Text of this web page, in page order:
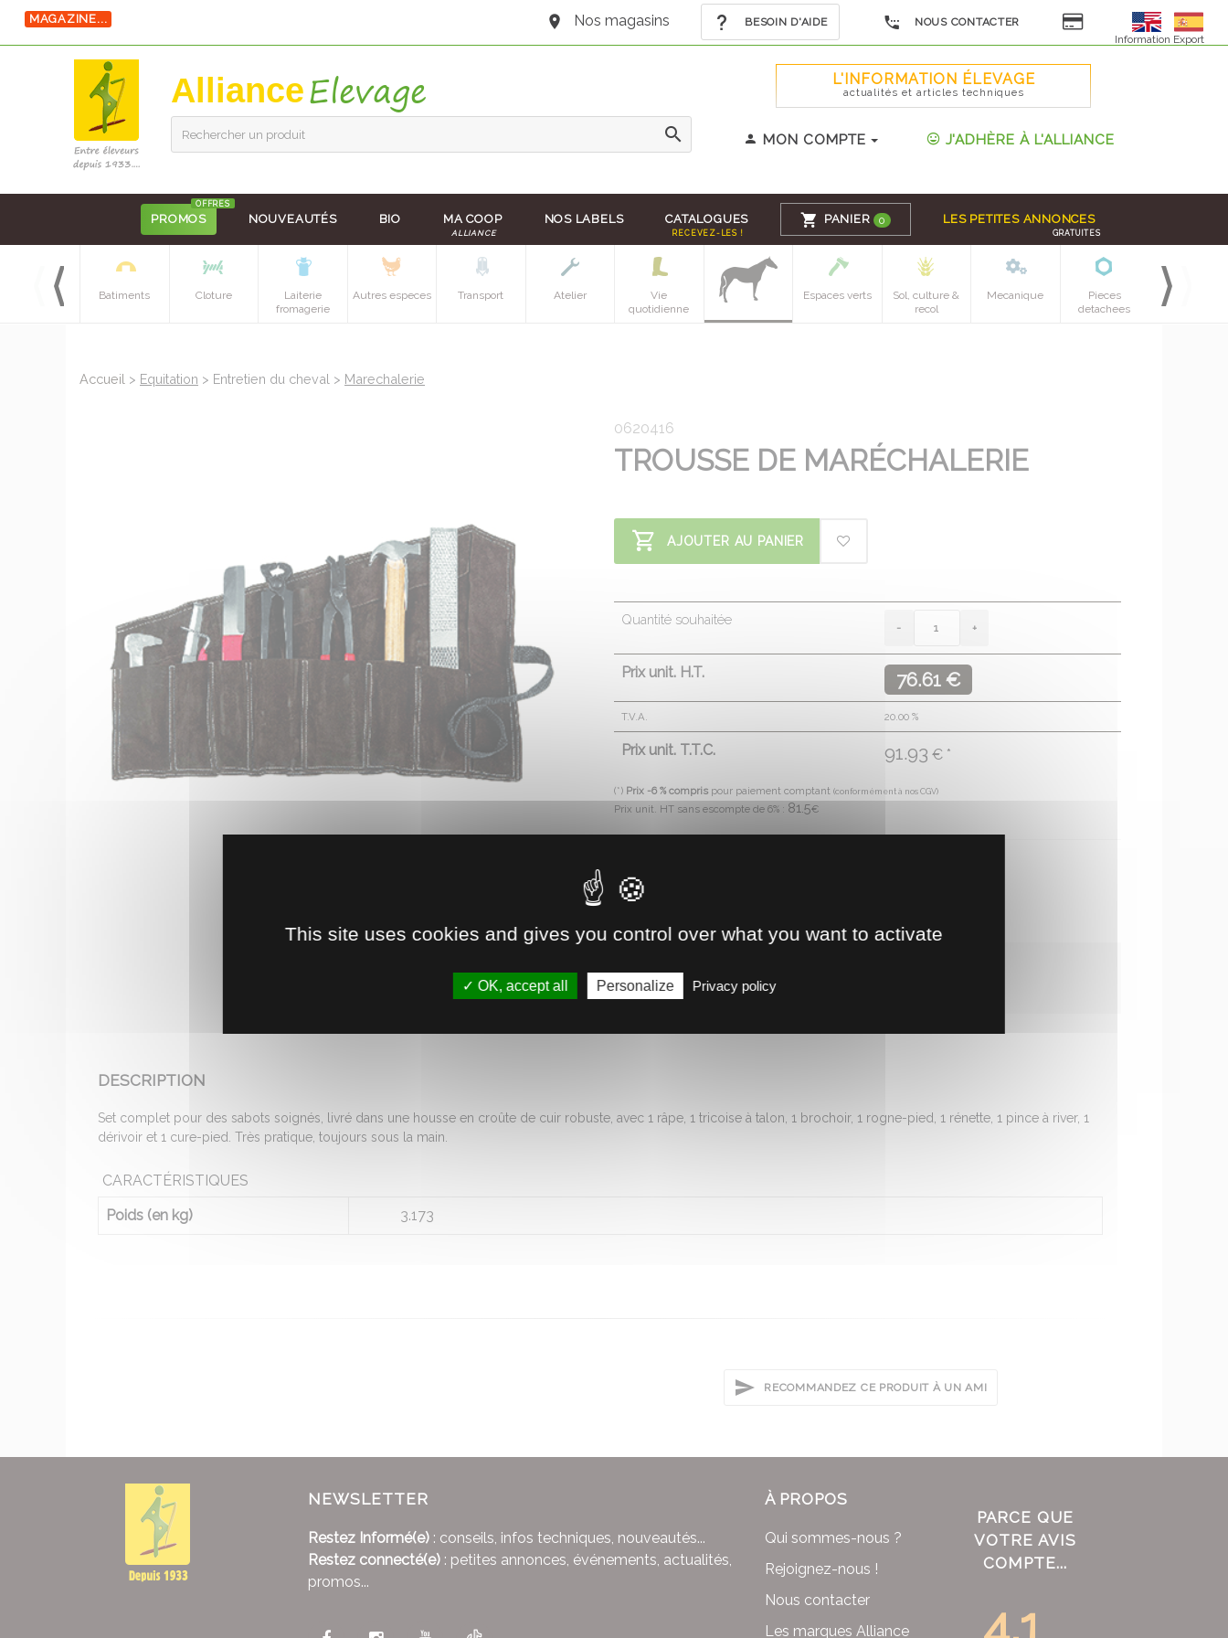
MAGAZINE... Nos magasins BESOIN D'AIDE
NOUS CONTACTER
Information Export
Alliance
Rechercher un produit
L'INFORMATION ÉLEVAGE
actualités et articles techniques
MON COMPTE J'ADHÈRE À L'ALLIANCE
PROMOS
OFFRES
NOUVEAUTÉS BIO MA COOP
ALLIANCE
NOS LABELS CATALOGUES
RECEVEZ-LES !
PANIER 0 LES PETITES ANNONCES
GRATUITES
Equipements
Batiments Cloture
Laiterie
fromagerie
Autres especes Transport Atelier
Vie
quotidienne
Espaces verts
Sol, culture &
recol
Mecanique
Pieces
detachees
Accueil > Equitation > Entretien du cheval > Marechalerie
0620416
TROUSSE DE MARÉCHALERIE
AJOUTER AU PANIER
Quantité souhaitée
Prix unit. H.T. 76.61 €
T.V.A. 20.00 %
Prix unit. T.T.C. 91.93 € *
(*) Prix -6 % compris pour paiement comptant (conformément à nos CGV)
Prix unit. HT sans escompte de 6% : 81.5€
Voir la disponibilité
DESCRIPTION
Set complet pour des sabots soignés, livré dans une housse en croûte de cuir robuste, avec 1 râpe, 1 tricoise à talon, 1 brochoir, 1 rogne-pied, 1 rénette, 1 pince à river, 1
dérivoir et 1 cure-pied. Très pratique, toujours sous la main.
CARACTÉRISTIQUES
Poids (en kg)
3.173
RECOMMANDEZ CE PRODUIT À UN AMI
À PROPOS
Qui sommes-nous ?
Rejoignez-nous !
Nous contacter
Les marques Alliance
PARCE QUE
VOTRE AVIS
COMPTE...
4.1
NEWSLETTER
Restez Informé(e) : conseils, infos techniques, nouveautés...
Restez connecté(e) : petites annonces, événements, actualités,
promos...
This site uses cookies and gives you control over what you want to activate
OK, accept all Personalize Privacy policy